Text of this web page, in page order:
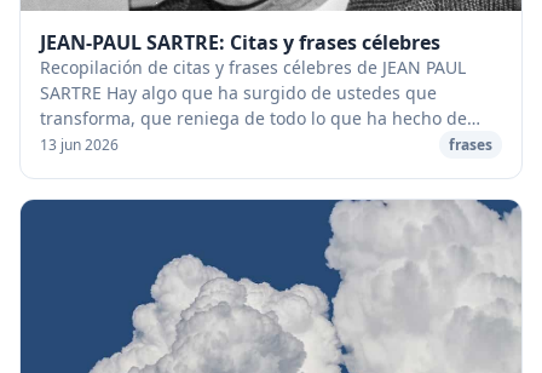
JEAN-PAUL SARTRE: Citas y frases célebres
Recopilación de citas y frases célebres de JEAN PAUL
SARTRE Hay algo que ha surgido de ustedes que
transforma, que reniega de todo lo que ha hecho de
nuestra sociedad lo que es: se trata de lo que lla...
13 jun 2026 frases